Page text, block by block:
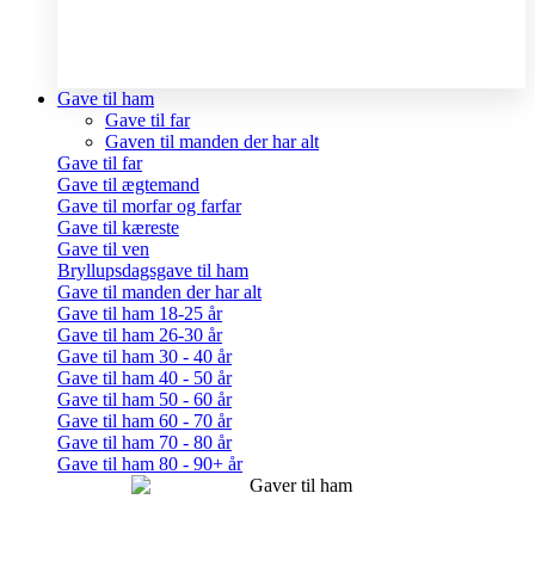
Gave til ham
Gave til far
Gaven til manden der har alt
Gave til far
Gave til ægtemand
Gave til morfar og farfar
Gave til kæreste
Gave til ven
Bryllupsdagsgave til ham
Gave til manden der har alt
Gave til ham 18-25 år
Gave til ham 26-30 år
Gave til ham 30 - 40 år
Gave til ham 40 - 50 år
Gave til ham 50 - 60 år
Gave til ham 60 - 70 år
Gave til ham 70 - 80 år
Gave til ham 80 - 90+ år